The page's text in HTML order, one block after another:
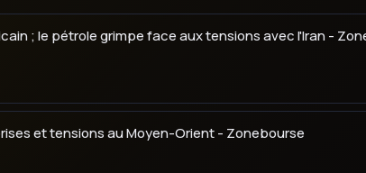
; le pétrole grimpe face aux tensions avec l'Iran -
et tensions au Moyen-Orient - Zonebourse